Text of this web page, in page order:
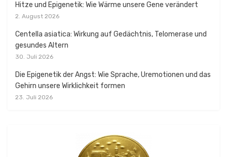
Hitze und Epigenetik: Wie Wärme unsere Gene verändert
2. August 2026
Centella asiatica: Wirkung auf Gedächtnis, Telomerase und
gesundes Altern
30. Juli 2026
Die Epigenetik der Angst: Wie Sprache, Uremotionen und das
Gehirn unsere Wirklichkeit formen
23. Juli 2026